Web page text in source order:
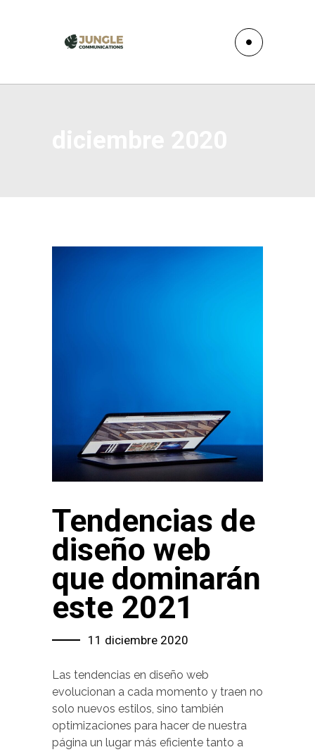
Tendencias de
diseño web
que dominarán
este 2021
11 diciembre 2020
Las tendencias en diseño web
evolucionan a cada momento y traen no
solo nuevos estilos, sino también
optimizaciones para hacer de nuestra
página un lugar más eficiente tanto a